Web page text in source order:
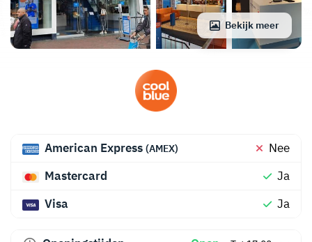
Bekijk meer
American Express (AMEX)
Nee
Mastercard
Ja
Visa
Ja